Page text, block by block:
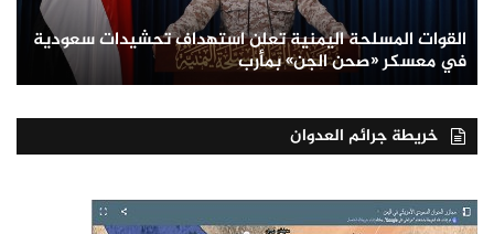
القوات المسلحة اليمنية تعلن استهداف تحشيدات سعودية
في معسكر «صحن الجن» بمأرب
خريطة جرائم العدوان